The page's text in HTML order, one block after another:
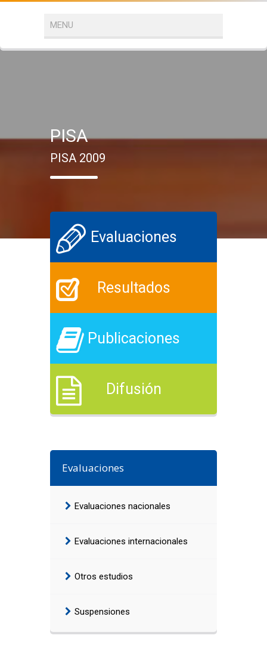
PISA
PISA 2009
Evaluaciones
Resultados
Publicaciones
Difusión
Evaluaciones
Evaluaciones nacionales
Evaluaciones internacionales
Otros estudios
Suspensiones